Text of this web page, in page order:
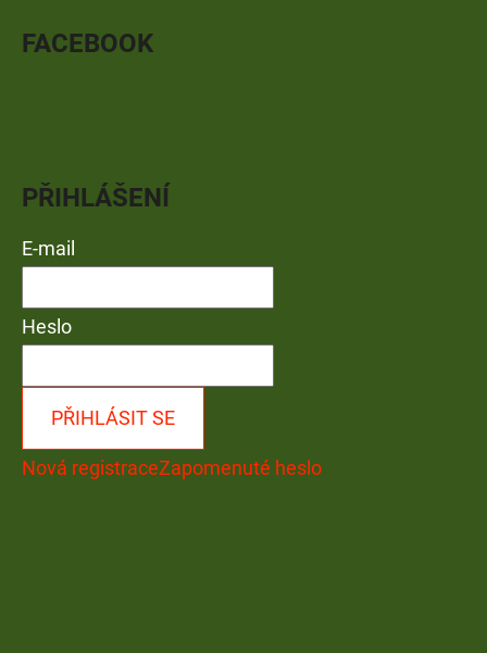
FACEBOOK
PŘIHLÁŠENÍ
E-mail
Heslo
PŘIHLÁSIT SE
Nová registraceZapomenuté heslo